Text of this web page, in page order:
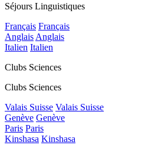
Séjours Linguistiques
Français Français
Anglais Anglais
Italien Italien
Clubs Sciences
Clubs Sciences
Valais Suisse Valais Suisse
Genève Genève
Paris Paris
Kinshasa Kinshasa